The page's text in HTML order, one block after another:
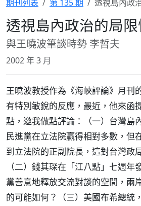
期刊列表 第 135 期 透視島內政
透視島內政治的局
與王曉波筆談時勢 李哲夫
2002 年 3 月
王曉波教授作為《海峽評論》月刊
有特別敏銳的反應，最近，他來函
點，邀我做點評論：（一）台灣島
民進黨在立法院贏得相對多數，但
到立法院的正副院長，這對台灣政
（二）錢其琛在「江八點」七週年
黨善意地釋放交流對談的空間，兩
的可能如何？（三）美國布希總統